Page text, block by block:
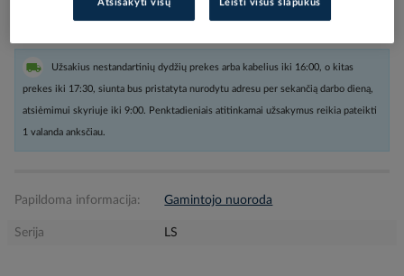
Užsakius nestandartinių dydžių prekes arba kabelius iki 16:00, o kitas
prekes iki 17:30, siunta bus pristatyta nurodytu adresu per sekančią darbo dieną,
atsiėmimui skyriuje iki 9:00. Penktadieniais atitinkamai užsakymus reikia pateikti
1 valanda anksčiau.
Papildoma informacija: Gamintojo nuoroda
Serija LS